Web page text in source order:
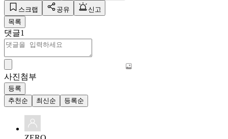
스크랩 공유
신고
목록
댓글1
사진첨부
등록
추천순
최신순 등록순